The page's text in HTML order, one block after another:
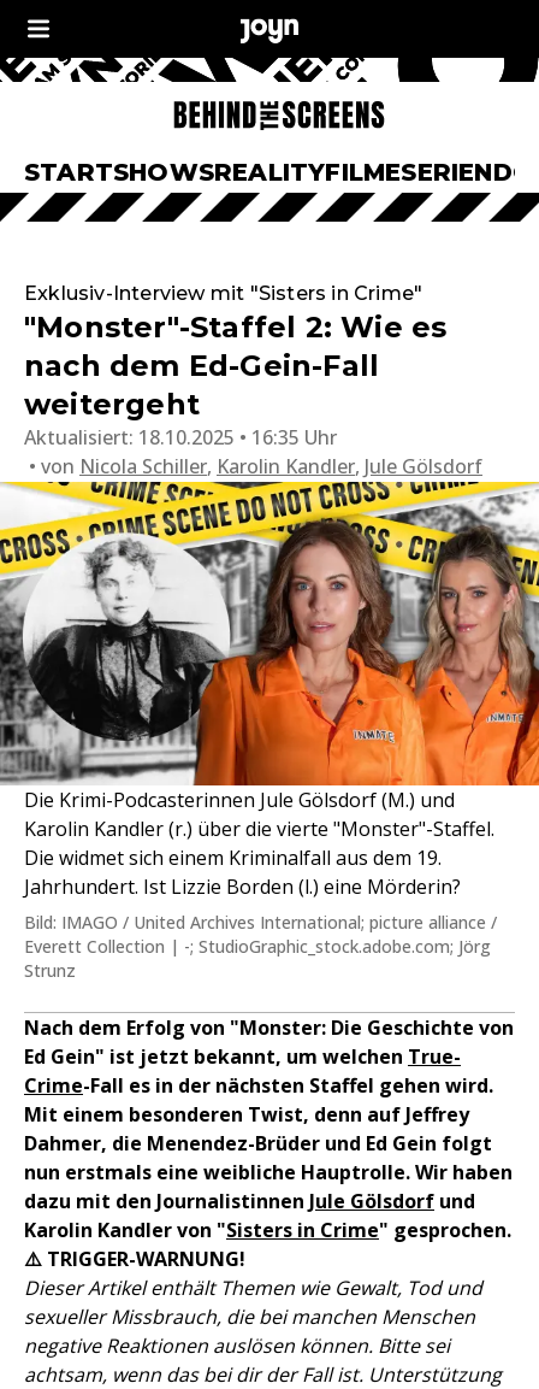
STARTSHOWSREALITYFILMESERIEN
Exklusiv-Interview mit "Sisters in Crime"
"Monster"-Staffel 2: Wie es
nach dem Ed-Gein-Fall
weitergeht
Aktualisiert: 18.10.2025 • 16:35 Uhr
von Nicola Schiller, Karolin Kandler, Jule Gölsdorf
Die Krimi-Podcasterinnen Jule Gölsdorf (M.) und
Karolin Kandler (r.) über die vierte "Monster"-Staffel.
Die widmet sich einem Kriminalfall aus dem 19.
Jahrhundert. Ist Lizzie Borden (l.) eine Mörderin?
Bild: IMAGO / United Archives International; picture alliance /
Everett Collection | -; StudioGraphic_stock.adobe.com; Jörg
Strunz
Nach dem Erfolg von "Monster: Die Geschichte von
Ed Gein" ist jetzt bekannt, um welchen True-
Crime-Fall es in der nächsten Staffel gehen wird.
Mit einem besonderen Twist, denn auf Jeffrey
Dahmer, die Menendez-Brüder und Ed Gein folgt
nun erstmals eine weibliche Hauptrolle. Wir haben
dazu mit den Journalistinnen Jule Gölsdorf und
Karolin Kandler von "Sisters in Crime" gesprochen.
⚠️ TRIGGER-WARNUNG!
Dieser Artikel enthält Themen wie Gewalt, Tod und
sexueller Missbrauch, die bei manchen Menschen
negative Reaktionen auslösen können. Bitte sei
achtsam, wenn das bei dir der Fall ist. Unterstützung